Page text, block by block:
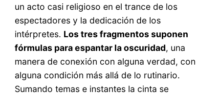
un acto casi religioso en el trance de los
espectadores y la dedicación de los
intérpretes. Los tres fragmentos suponen
fórmulas para espantar la oscuridad, una
manera de conexión con alguna verdad, con
alguna condición más allá de lo rutinario.
Sumando temas e instantes la cinta se